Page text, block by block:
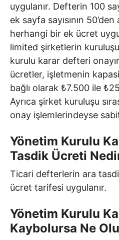
uygulanır. Defterin 100
ek sayfa sayısının
herhangi bir ek ücret
limited şirketlerin
kurulu karar defteri
ücretler, işletmenin
bağlı olarak ₺7.500 ile
Ayrıca şirket kuruluşu
onay işlemlerindeyse
Yönetim Kurulu
Tasdik Ücreti
Ticari defterlerin ara
ücret tarifesi uygulanır.
Yönetim Kurulu
Kaybolursa Ne